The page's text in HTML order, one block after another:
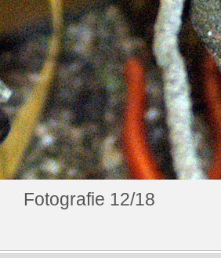
Fotografie 12/18